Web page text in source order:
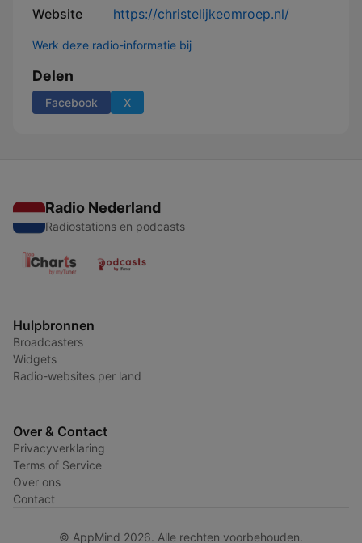
Website https://christelijkeomroep.nl/
Werk deze radio-informatie bij
Delen
Facebook X
Radio Nederland
Radiostations en podcasts
Hulpbronnen
Broadcasters
Widgets
Radio-websites per land
Over & Contact
Privacyverklaring
Terms of Service
Over ons
Contact
© AppMind 2026. Alle rechten voorbehouden.